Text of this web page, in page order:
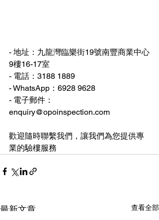
- 地址：九龍灣臨樂街19號南豐商業中心
9樓16-17室
- 電話：3188 1889
- WhatsApp：6928 9628
- 電子郵件：
enquiry@opoinspection.com
歡迎隨時聯繫我們，讓我們為您提供專
業的驗樓服務
最新文章 查看全部